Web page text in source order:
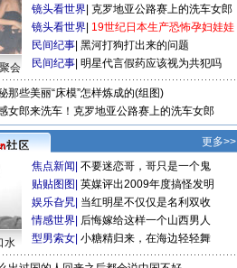
会
镜头看世界 克罗地亚公路赛上的洗车女郎
镜头看世界 19世纪日本生产恐怖孕妇娃娃
民间纪事 黑河打狗打出来的问题
民间纪事 明星代言假药应该视为共犯吗
那些美丽“床模”怎样炼成的(组图)
女郎来洗车！克罗地亚公路赛上的洗车女郎
更多>>
水
焦点新闻 不要迷恋哥，哥只是一个鬼
贴贴图图 英媒评出2009年度搞怪发明
娱乐旮旯 当红明星不仅仅是名利双收
情感世界 后悔嫁给这样一个山西男人
型男索女 小糖精归来，在海边轻轻舞